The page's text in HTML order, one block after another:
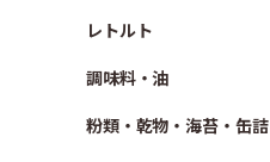
レトルト
調味料・油
粉類・乾物・海苔・缶詰